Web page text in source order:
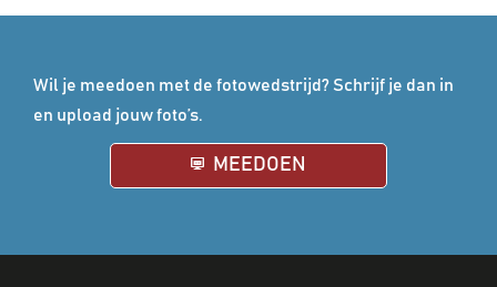
Wil je meedoen met de fotowedstrijd? Schrijf je dan in
en upload jouw foto’s.
MEEDOEN